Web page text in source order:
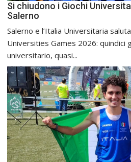
Si chiudono i Giochi
Salerno
Salerno e l’Italia Universitaria
Universities Games 2026: quindici
universitario, quasi...